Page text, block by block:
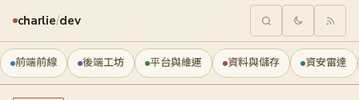
charlie/dev
前端前線 後端工坊 平台與維運 資料與儲存 資安雷達